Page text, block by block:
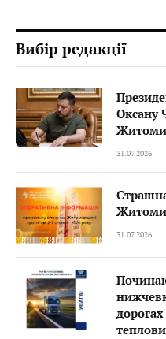
Вибір редакції
Оксану
31.07.2026
31.07.2026